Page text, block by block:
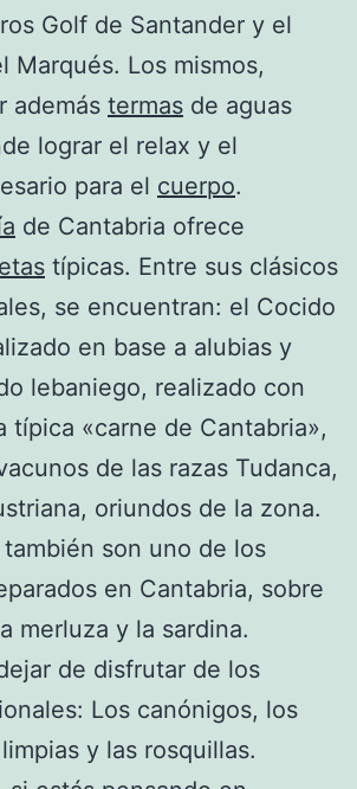
Golf de Santander y el
Marqués. Los mismos,
además termas de aguas
lograr el relax y el
para el cuerpo.
de Cantabria ofrece
típicas. Entre sus clásicos
se encuentran: el Cocido
en base a alubias y
lebaniego, realizado con
típica «carne de Cantabria»,
de las razas Tudanca,
oriundos de la zona.
son uno de los
en Cantabria, sobre
merluza y la sardina.
de disfrutar de los
Los canónigos, los
y las rosquillas.